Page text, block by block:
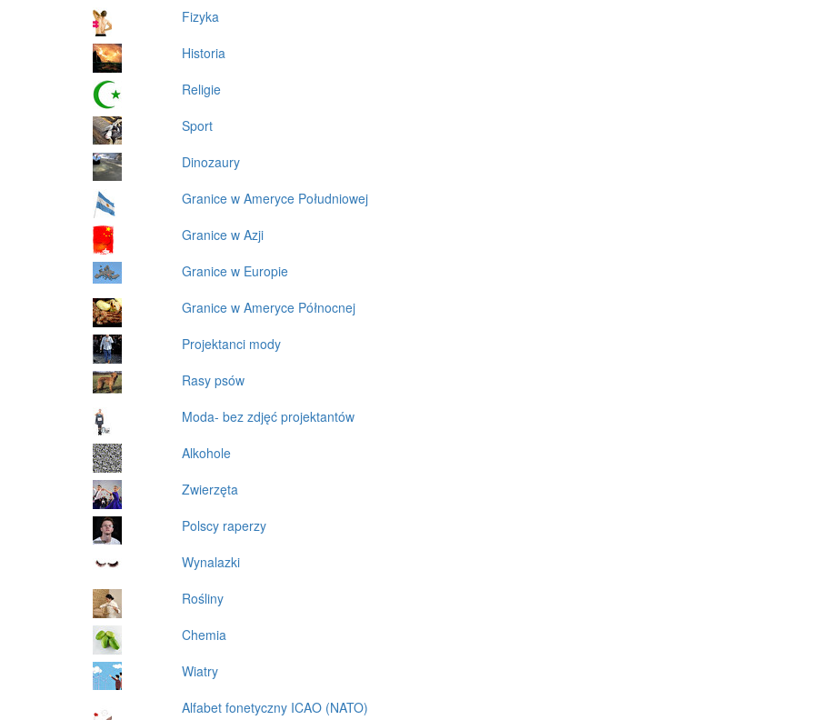
Fizyka
Historia
Religie
Sport
Dinozaury
Granice w Ameryce Południowej
Granice w Azji
Granice w Europie
Granice w Ameryce Północnej
Projektanci mody
Rasy psów
Moda- bez zdjęć projektantów
Alkohole
Zwierzęta
Polscy raperzy
Wynalazki
Rośliny
Chemia
Wiatry
Alfabet fonetyczny ICAO (NATO)